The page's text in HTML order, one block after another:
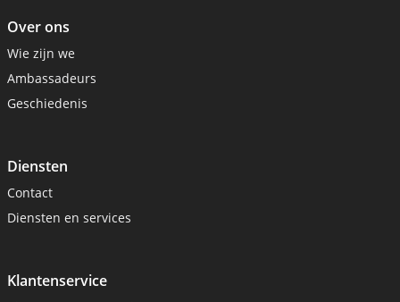
Over ons
Wie zijn we
Ambassadeurs
Geschiedenis
Diensten
Contact
Diensten en services
Klantenservice